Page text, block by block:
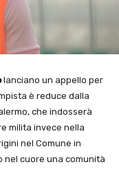
lanciano un appello per
è reduce dalla
che indosserà
milita invece nella
nel Comune in
nel cuore una comunità